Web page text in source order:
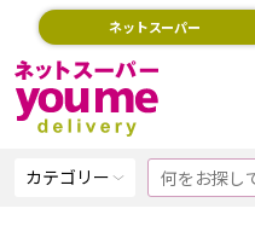
ネットスーパー
カテゴリー